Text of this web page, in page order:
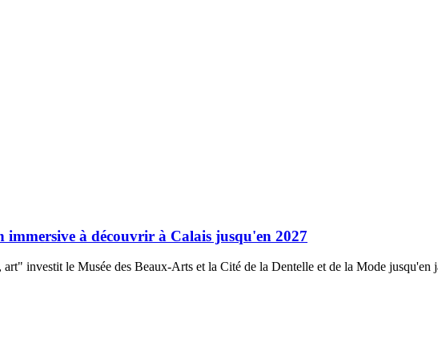
à découvrir à Calais jusqu'en 2027
investit le Musée des Beaux-Arts et la Cité de la Dentelle et de la Mode jusqu'en